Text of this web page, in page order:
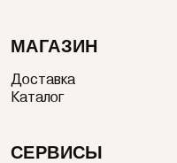
МАГАЗИН
Доставка
Каталог
СЕРВИСЫ